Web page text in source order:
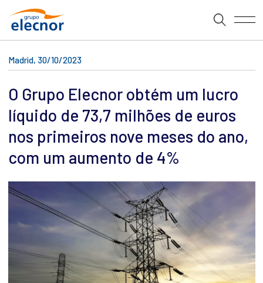
Madrid, 30/10/2023
O Grupo Elecnor obtém um lucro
líquido de 73,7 milhões de euros
nos primeiros nove meses do ano,
com um aumento de 4%